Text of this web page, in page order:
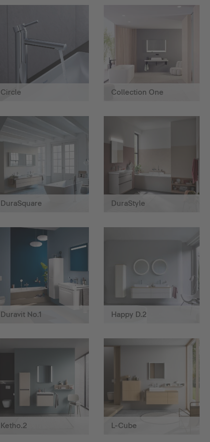
Circle Collection One
DuraSquare DuraStyle
Duravit No.1 Happy D.2
Ketho.2 L-Cube